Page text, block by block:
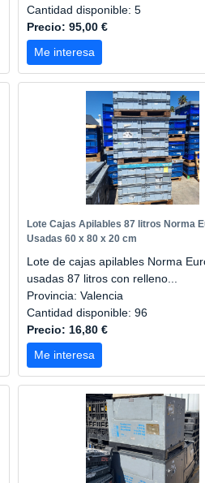
Cantidad disponible: 5
Precio: 95,00 €
Me interesa
Lote Cajas Apilables 87 litros Norma
Usadas 60 x 80 x 20 cm
Lote de cajas apilables Norma
usadas 87 litros con relleno...
Provincia: Valencia
Cantidad disponible: 96
Precio: 16,80 €
Me interesa